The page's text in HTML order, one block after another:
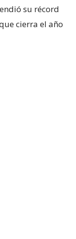
su récord
cierra el año